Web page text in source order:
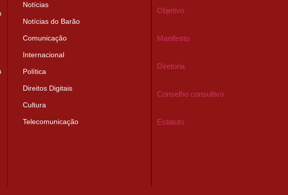
Notícias
Notícias do Barão
Comunicação
Internacional
Política
Direitos Digitais
Cultura
Telecomunicação
Objetivo
Manifesto
Diretoria
Conselho consultivo
Estatuto